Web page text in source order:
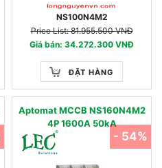
NS100N4M2
Price List: 81.955.500 VNĐ
Giá bán: 34.272.300 VNĐ
ĐẶT HÀNG
Aptomat MCCB NS160N4M2
4P 1600A 50kA
- 54%